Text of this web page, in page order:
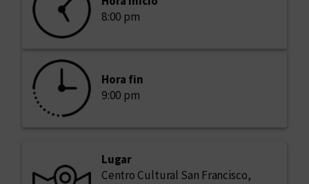
8:00 pm
Hora fin
9:00 pm
Lugar
Centro Cultural San Francisco,